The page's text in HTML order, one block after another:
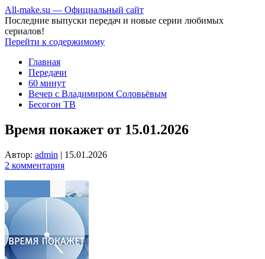
All-make.su — Официальный сайт
Последние выпуски передач и новые серии любимых
сериалов!
Перейти к содержимому
Главная
Передачи
60 минут
Вечер с Владимиром Соловьёвым
Бесогон ТВ
Время покажет от 15.01.2026
Автор: admin | 15.01.2026
2 комментария